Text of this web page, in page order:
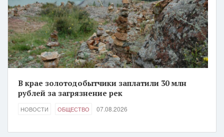
В крае золотодобытчики заплатили 30 млн
рублей за загрязнение рек
НОВОСТИ ОБЩЕСТВО 07.08.2026